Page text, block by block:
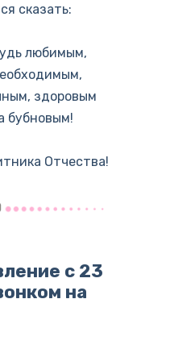
сказать:
любимым,
здоровым
бубновым!
Отчества!
с 23
на